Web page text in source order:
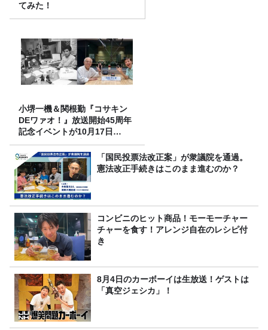
てみた！
小堺一機＆関根勤『コサキン
DEワァオ！』放送開始45周年
記念イベントが10月17日
（土）に開催決定！本日より
FC先行受付スタート！「国民投票法改正案」が衆議院を通過。
憲法改正手続きはこのまま進むのか？
コンビニのヒット商品！モーモーチャー
チャーを食す！アレンジ自在のレシピ付
き
8月4日のカーボーイは生放送！ゲストは
「真空ジェシカ」！